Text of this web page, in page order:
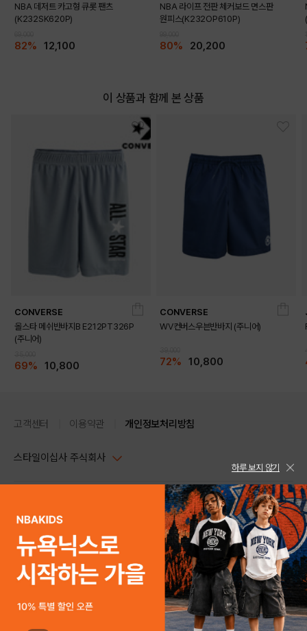
NBA 데저트 카고형 큐롯 팬츠
(K232SK620P)
82% 12,100
NBA 라이프 전판 체커보드 면스판
원피스(K232OP610P)
80% 20,200
이 상품과 함께 본 상품
CONVERSE
올스타 메쉬반바지B E212PT326P
(주니어)
69% 10,800
CONVERSE
WV컨버스우븐반바지 (주니어)
72% 10,800
고객센터 이용약관 개인정보처리방침
스타일이십사 주식회사
주소 : 서울시 강남구 논현로 633, 6층 (논현동, 한세엠케이빌딩)
사업자등록번호 : 116-81-32499
통신판매업신고번호 : 제 2024-서울강남-04239
호스팅 서비스 : 스타일이십사㈜
고객센터 1544-5336(평일 09:00~ 18:00 토/일/공휴일 휴무)
스타일24 고객센터 1544-5336
평일 09:00~ 18:00 (토/일/공휴일 휴무)
help Email : help@style24.com
COPYRIGHTⓒ2021 STYLE24 ALL RIGHTS RESERVED.
하루 보지 않기